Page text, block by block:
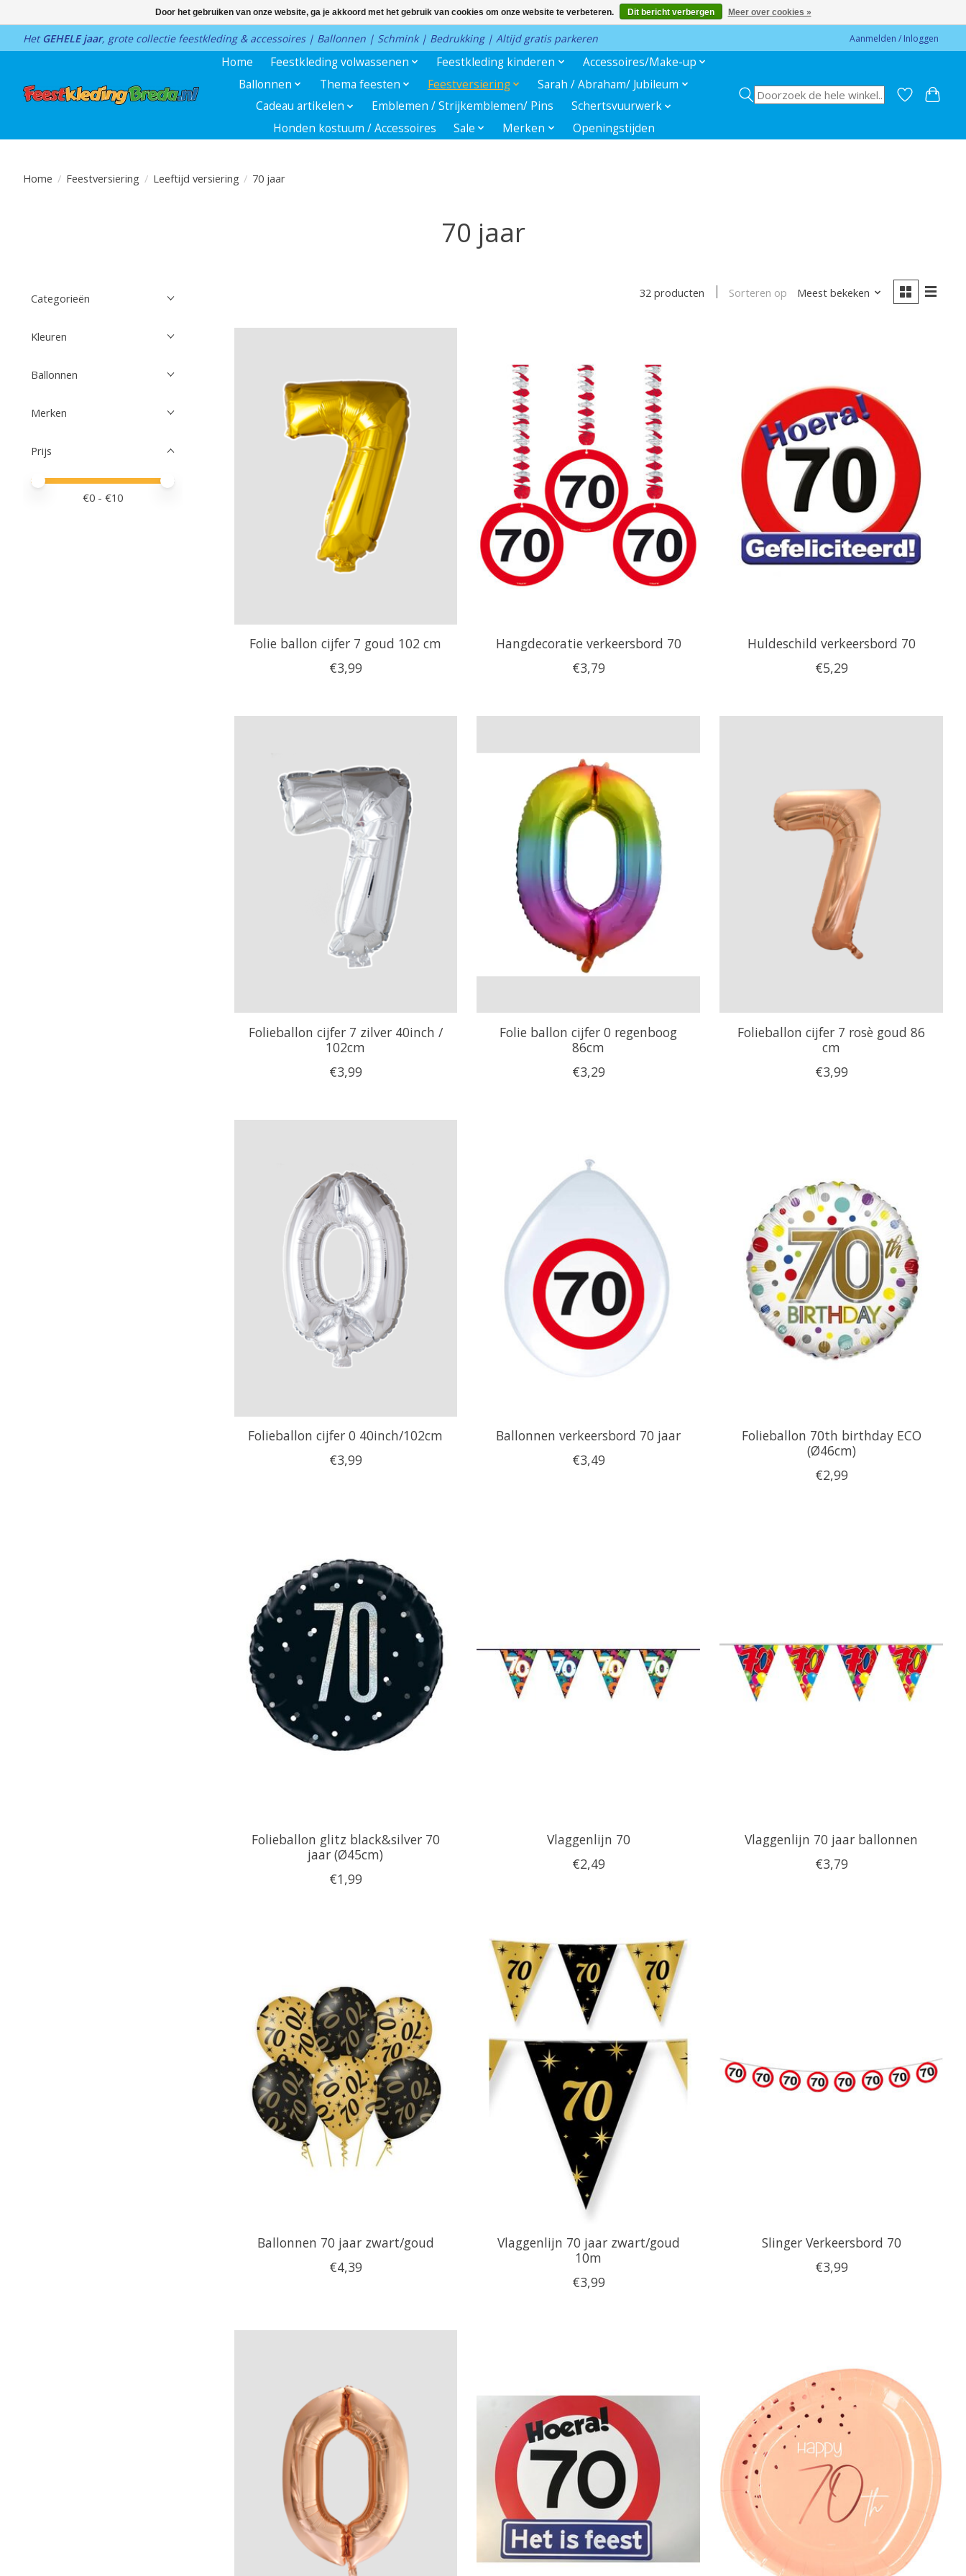
Het GEHELE jaar, grote collectie feestkleding & accessoires | Ballonnen | Schmink | Bedrukking | Altijd gratis parkeren Aanmelden / Inloggen
Home Feestkleding volwassenen Feestkleding kinderen
Accessoires/Make-up
Ballonnen
Thema feesten Feestversiering
Sarah / Abraham/ Jubileum
Cadeau artikelen
Emblemen / Strijkemblemen/ Pins
Schertsvuurwerk
Honden kostuum / Accessoires
Sale Merken Openingstijden
Home / Feestversiering / Leeftijd versiering / 70 jaar
70 jaar
Categorieën
Kleuren
Ballonnen
Merken
Prijs
Minimale prijswaarde
Price maximum value
€0 - €10
32 producten Sorteren op Meest bekeken
Folie ballon cijfer 7 goud 102 cm
€3,99
Hangdecoratie verkeersbord 70
€3,79
Huldeschild verkeersbord 70
€5,29
Folieballon cijfer 7 zilver 40inch /
102cm
€3,99
Folie ballon cijfer 0 regenboog
86cm
€3,29
Folieballon cijfer 7 rosè goud 86
cm
€3,99
Folieballon cijfer 0 40inch/102cm
€3,99
Ballonnen verkeersbord 70 jaar
€3,49
Folieballon 70th birthday ECO
(Ø46cm)
€2,99
Folieballon glitz black&silver 70
jaar (Ø45cm)
€1,99
Vlaggenlijn 70
€2,49
Vlaggenlijn 70 jaar ballonnen
€3,79
Ballonnen 70 jaar zwart/goud
€4,39
Vlaggenlijn 70 jaar zwart/goud
10m
€3,99
Slinger Verkeersbord 70
€3,99
Door het gebruiken van onze website, ga je akkoord met het gebruik van cookies om onze website te verbeteren. Dit bericht verbergen Meer over cookies »